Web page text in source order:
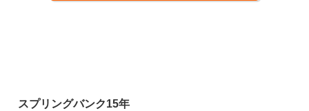
スプリングバンク15年